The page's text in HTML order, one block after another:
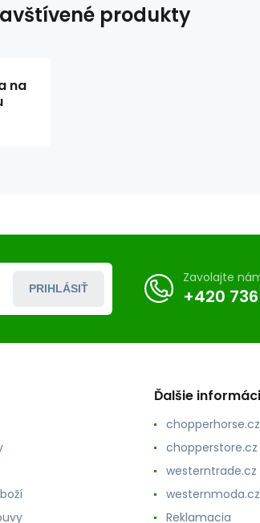
produkty
na
PRIHLÁSIŤ
Zavolajte
+420
Ďalšie
chopperhorse.cz
chopperstore.cz
westerntrade.cz
westernmoda.cz
Reklamacia